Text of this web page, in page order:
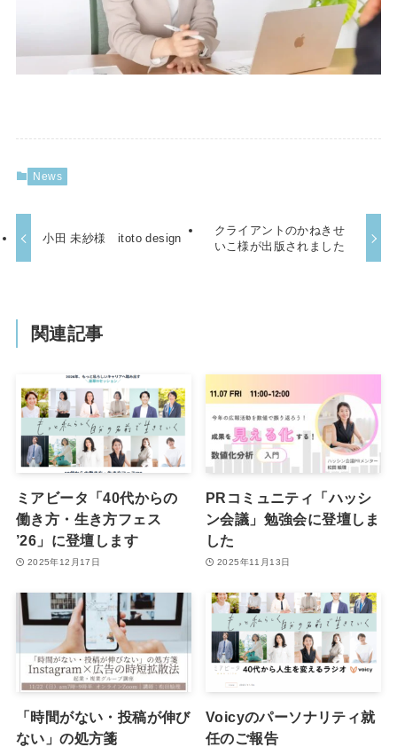
News
小田 未紗様 itoto design
クライアントのかねきせ
いこ様が出版されました
関連記事
ミアビータ「40代からの
働き方・生き方フェス
’26」に登壇します
2025年12月17日
PRコミュニティ「ハッシ
ン会議」勉強会に登壇しま
した
2025年11月13日
「時間がない・投稿が伸び
ない」の処方箋
Voicyのパーソナリティ就
任のご報告